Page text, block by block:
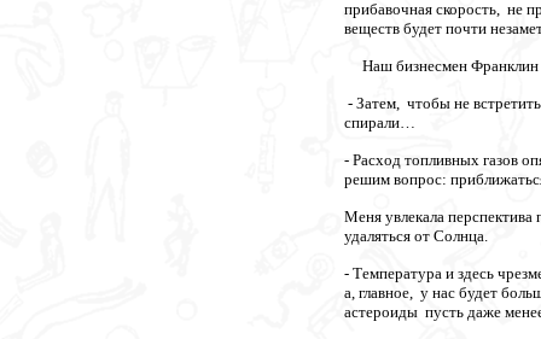
прибавочная скорость, не
веществ будет почти
Наш бизнесмен Франклин
- Затем, чтобы не
спирали…
- Расход топливных газов
решим вопрос:
Меня увлекала
удаляться от Солнца.
- Температура и здесь
а, главное, у нас будет
астероиды пусть даже